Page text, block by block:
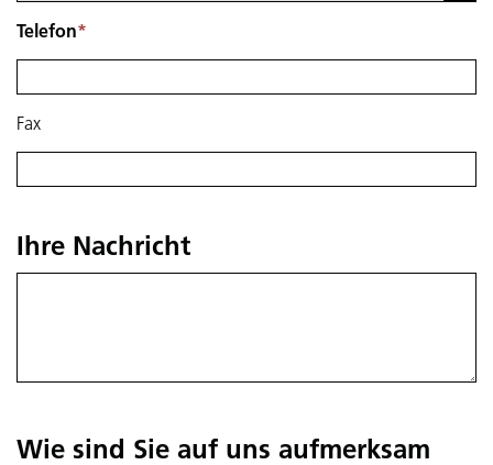
Telefon*
Fax
Ihre Nachricht
Wie sind Sie auf uns aufmerksam